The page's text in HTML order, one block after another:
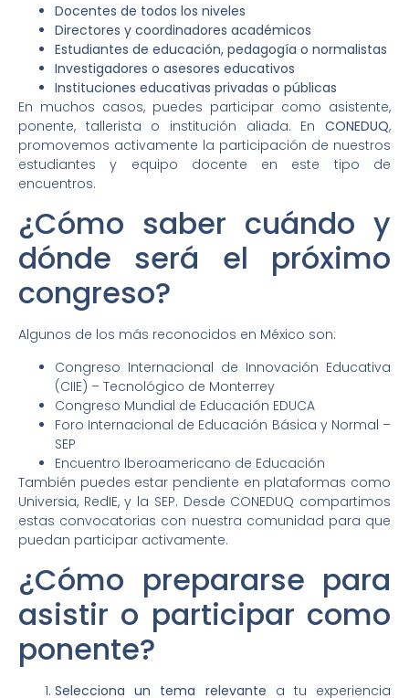
Docentes de todos los niveles
Directores y coordinadores académicos
Estudiantes de educación, pedagogía o normalistas
Investigadores o asesores educativos
Instituciones educativas privadas o públicas
En muchos casos, puedes participar como asistente,
ponente, tallerista o institución aliada. En CONEDUQ,
promovemos activamente la participación de nuestros
estudiantes y equipo docente en este tipo de
encuentros.
¿Cómo saber cuándo y
dónde será el próximo
congreso?
Algunos de los más reconocidos en México son:
Congreso Internacional de Innovación Educativa
(CIIE) – Tecnológico de Monterrey
Congreso Mundial de Educación EDUCA
Foro Internacional de Educación Básica y Normal –
SEP
Encuentro Iberoamericano de Educación
También puedes estar pendiente en plataformas como
Universia, RedIE, y la SEP. Desde CONEDUQ compartimos
estas convocatorias con nuestra comunidad para que
puedan participar activamente.
¿Cómo prepararse para
asistir o participar como
ponente?
Selecciona un tema relevante a tu experiencia